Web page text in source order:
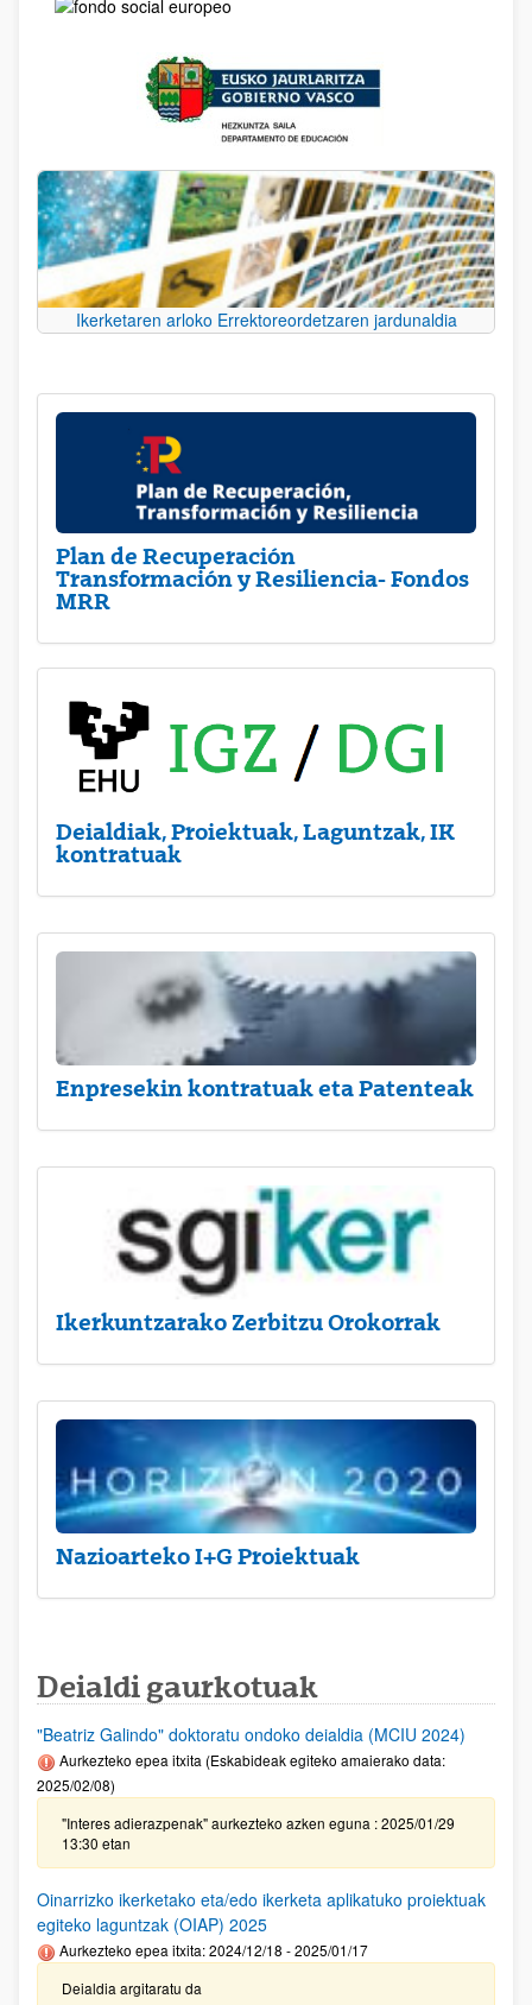
Ikerketaren arloko Errektoreordetzaren jardunaldia
Plan de Recuperación
Transformación y Resiliencia- Fondos
MRR
Deialdiak, Proiektuak, Laguntzak, IK
kontratuak
Enpresekin kontratuak eta Patenteak
Ikerkuntzarako Zerbitzu Orokorrak
Nazioarteko I+G Proiektuak
Deialdi gaurkotuak
"Beatriz Galindo" doktoratu ondoko deialdia (MCIU 2024)
Aurkezteko epea itxita (Eskabideak egiteko amaierako data:
2025/02/08)
"Interes adierazpenak" aurkezteko azken eguna : 2025/01/29
13:30 etan
Oinarrizko ikerketako eta/edo ikerketa aplikatuko proiektuak
egiteko laguntzak (OIAP) 2025
Aurkezteko epea itxita: 2024/12/18 - 2025/01/17
Deialdia argitaratu da